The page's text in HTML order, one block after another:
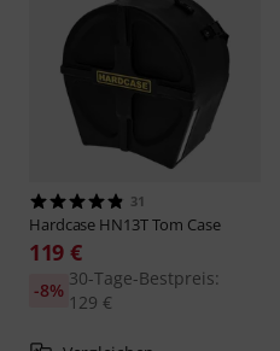
31
Hardcase HN13T Tom Case
119 €
30-Tage-Bestpreis:
129 €
-8%